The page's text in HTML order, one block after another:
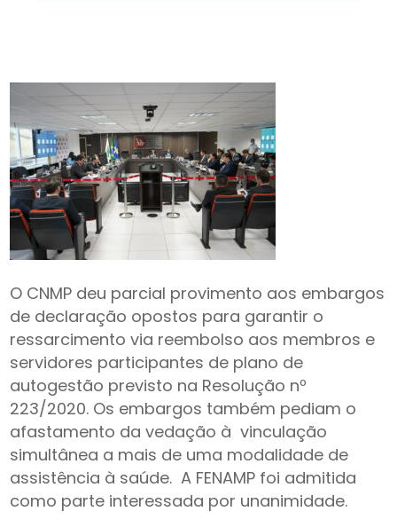
O CNMP deu parcial provimento aos embargos
de declaração opostos para garantir o
ressarcimento via reembolso aos membros e
servidores participantes de plano de
autogestão previsto na Resolução nº
223/2020. Os embargos também pediam o
afastamento da vedação à vinculação
simultânea a mais de uma modalidade de
assistência à saúde. A FENAMP foi admitida
como parte interessada por unanimidade.